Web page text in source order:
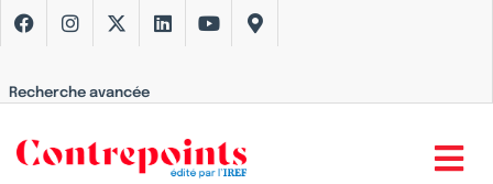
Recherche avancée